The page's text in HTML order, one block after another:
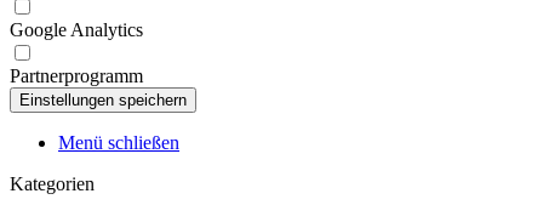
Google Analytics
Partnerprogramm
Menü schließen
Kategorien